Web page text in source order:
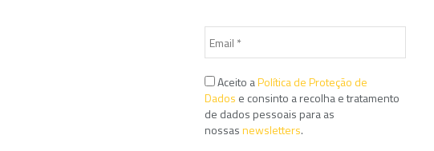
Aceito aPolítica de Proteção de
Dados e consinto a recolha e tratamento
de dados pessoais para as
nossasnewsletters.